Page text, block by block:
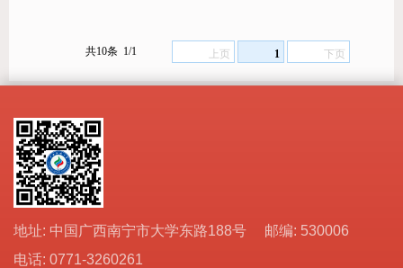
共10条 1/1 上页 1 下页
地址: 中国广西南宁市大学东路188号 邮编: 530006
电话: 0771-3260261